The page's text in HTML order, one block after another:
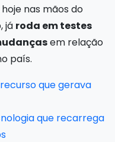
hoje nas mãos do
já roda em testes
em relação
país.
que gerava
que recarrega